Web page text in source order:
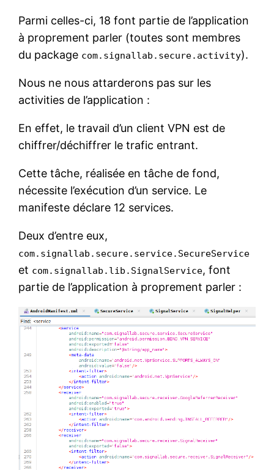
Parmi celles-ci, 18 font partie de l’application
à proprement parler (toutes sont membres
du package com.signallab.secure.activity).
Nous ne nous attarderons pas sur les
activities de l’application :
En effet, le travail d’un client VPN est de
chiffrer/déchiffrer le trafic entrant.
Cette tâche, réalisée en tâche de fond,
nécessite l’exécution d’un service. Le
manifeste déclare 12 services.
Deux d’entre eux,
com.signallab.secure.service.SecureService
et com.signallab.lib.SignalService, font
partie de l’application à proprement parler :